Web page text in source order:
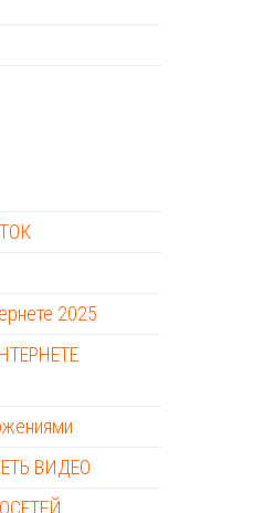
2025
ВИДЕО